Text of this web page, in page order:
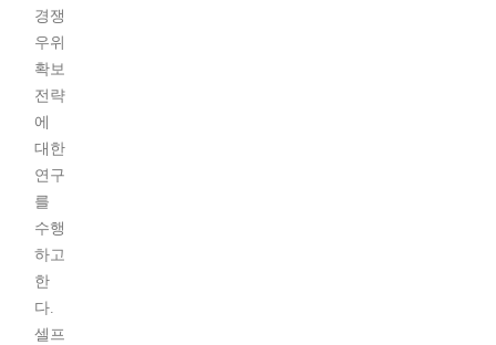
경쟁
우위
확보
전략
에
대한
연구
를
수행
하고
한
다.
셀프